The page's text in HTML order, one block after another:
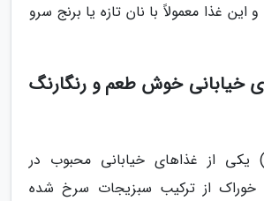
غذا معمولاً با نان تازه یا برنج سرو
خیابانی خوش طعم و رنگارنگ
کفتاجی (Kefteji) یکی از غذاهای خیابانی محبوب در
از ترکیب سبزیجات سرخ شده